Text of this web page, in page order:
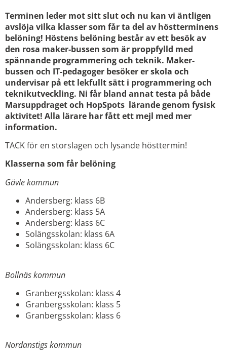
Terminen leder mot sitt slut och nu kan vi äntligen
avslöja vilka klasser som får ta del av höstterminens
belöning! Höstens belöning består av ett besök av
den rosa maker-bussen som är proppfylld med
spännande programmering och teknik. Maker-
bussen och IT-pedagoger besöker er skola och
undervisar på ett lekfullt sätt i programmering och
teknikutveckling. Ni får bland annat testa på både
Marsuppdraget och HopSpots lärande genom fysisk
aktivitet! Alla lärare har fått ett mejl med mer
information.
TACK för en storslagen och lysande hösttermin!
Klasserna som får belöning
Gävle kommun
Andersberg: klass 6B
Andersberg: klass 5A
Andersberg: klass 6C
Solängsskolan: klass 6A
Solängsskolan: klass 6C
Bollnäs kommun
Granbergsskolan: klass 4
Granbergsskolan: klass 5
Granbergsskolan: klass 6
Nordanstigs kommun